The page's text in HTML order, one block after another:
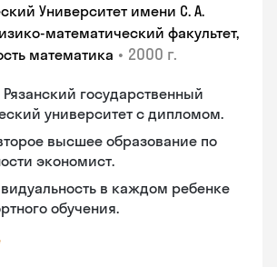
Университет имени С. А.
математический факультет,
математика • 2000 г.
государственный
университет с дипломом.
высшее образование по
экономист.
в каждом ребенке
обучения.